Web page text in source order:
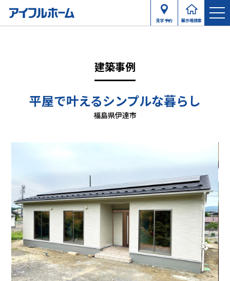
見学予約 展示場検索
建築事例
平屋で叶えるシンプルな暮らし
福島県伊達市